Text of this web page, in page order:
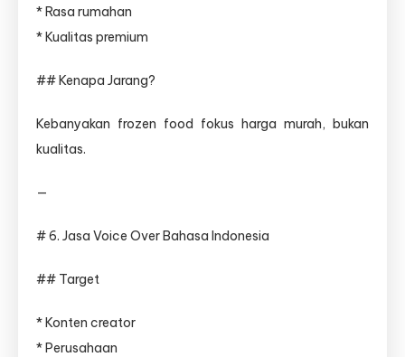
* Rasa rumahan
* Kualitas premium
## Kenapa Jarang?
Kebanyakan frozen food fokus harga murah, bukan
kualitas.
—
# 6. Jasa Voice Over Bahasa Indonesia
## Target
* Konten creator
* Perusahaan